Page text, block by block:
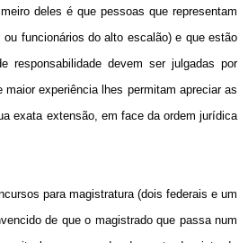
deles é que pessoas que representam
ou funcionários do alto escalão) e que estão
responsabilidade devem ser julgadas por
experiência lhes permitam apreciar as
exata extensão, em face da ordem jurídica
para magistratura (dois federais e um
de que o magistrado que passa num